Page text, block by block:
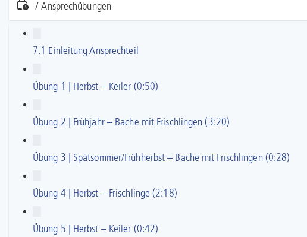
7 Ansprechübungen
7.1 Einleitung Ansprechteil
Übung 1 | Herbst – Keiler (0:50)
Übung 2 | Frühjahr – Bache mit Frischlingen (3:20)
Übung 3 | Spätsommer/Frühherbst – Bache mit Frischlingen (0:28)
Übung 4 | Herbst – Frischlinge (2:18)
Übung 5 | Herbst – Keiler (0:42)